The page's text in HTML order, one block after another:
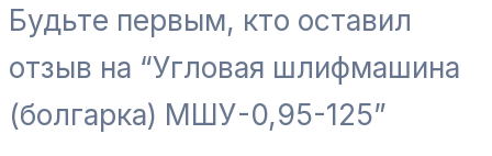
Будьте первым, кто оставил
отзыв на “Угловая шлифмашина
(болгарка) МШУ-0,95-125”